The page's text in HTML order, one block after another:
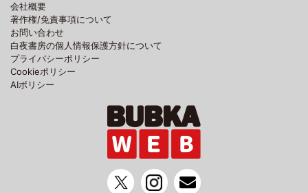
会社概要
著作権/免責事項について
お問い合わせ
白夜書房の個人情報保護方針について
プライバシーポリシー
Cookieポリシー
AIポリシー